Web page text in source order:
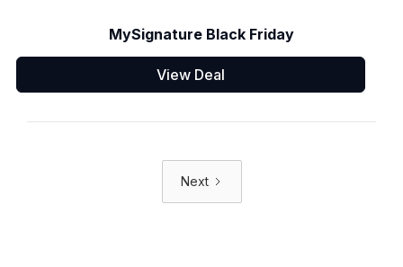
MySignature Black Friday
View Deal
Next